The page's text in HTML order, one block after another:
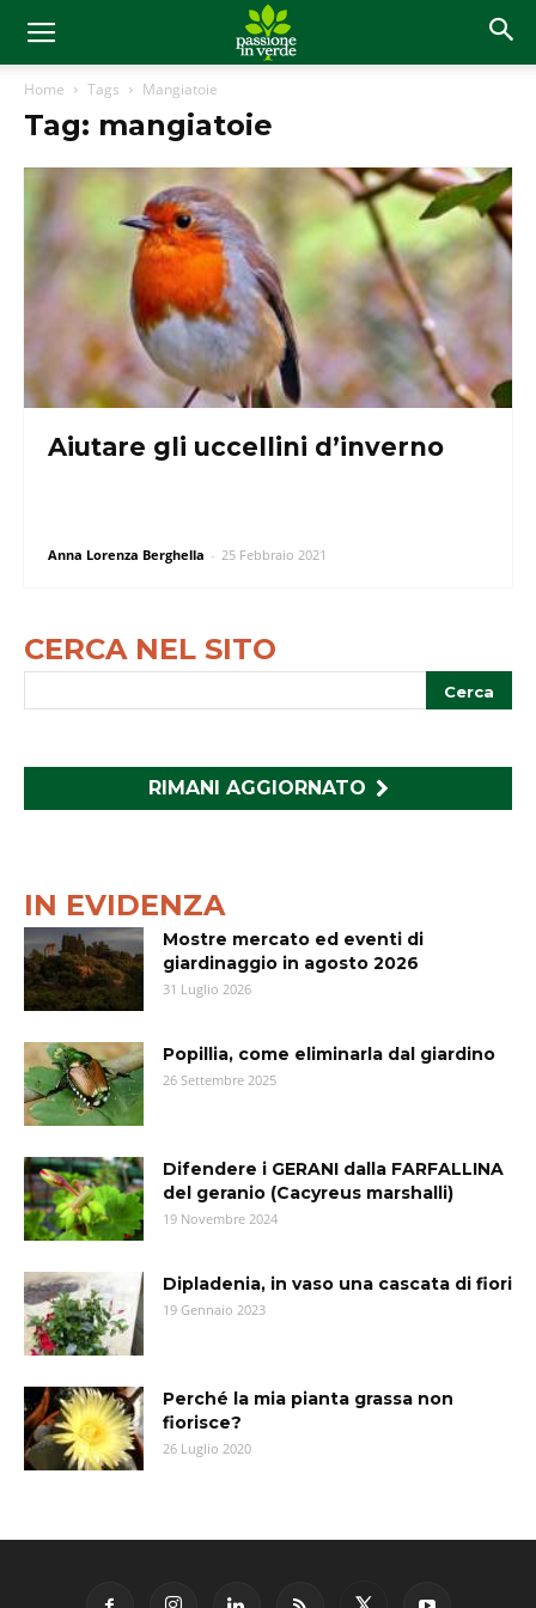
Home Tags Mangiatoie
Tag: mangiatoie
Aiutare gli uccellini d’inverno
Anna Lorenza Berghella - 25 Febbraio 2021
CERCA NEL SITO
RIMANI AGGIORNATO
IN EVIDENZA
Mostre mercato ed eventi di
giardinaggio in agosto 2026
31 Luglio 2026
Popillia, come eliminarla dal giardino
26 Settembre 2025
Difendere i GERANI dalla FARFALLINA
del geranio (Cacyreus marshalli)
19 Novembre 2024
Dipladenia, in vaso una cascata di fiori
19 Gennaio 2023
Perché la mia pianta grassa non
fiorisce?
26 Luglio 2020